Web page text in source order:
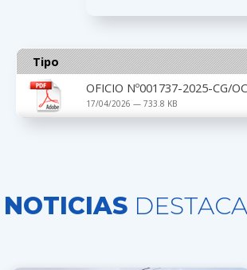
Tipo
OFICIO Nº001737-2025-CG/
17/04/2026 — 733.8 KB
NOTICIAS